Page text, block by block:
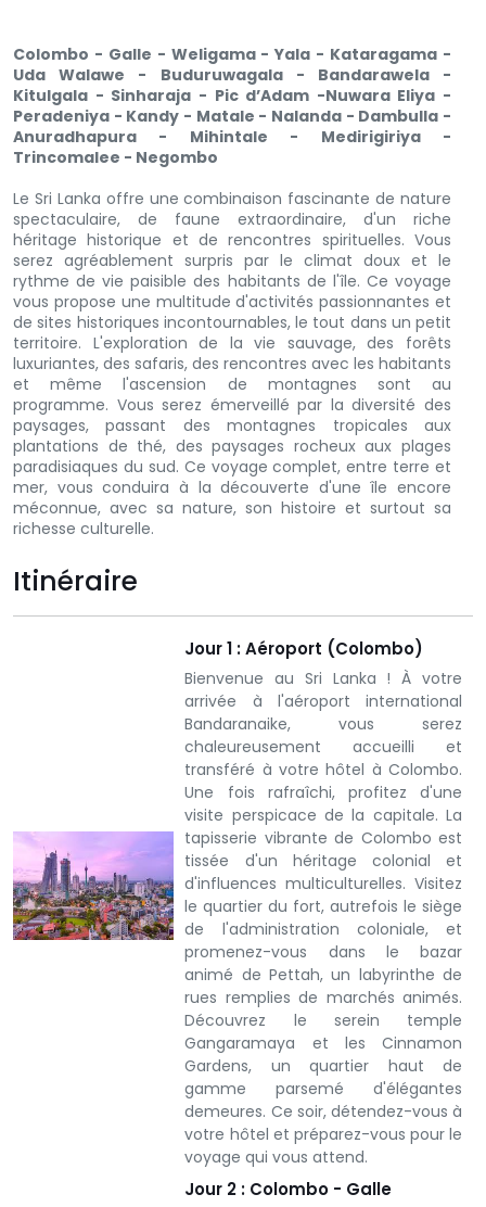
Colombo - Galle - Weligama - Yala - Kataragama -
Uda Walawe - Buduruwagala - Bandarawela -
Kitulgala - Sinharaja - Pic d’Adam -Nuwara Eliya -
Peradeniya - Kandy - Matale - Nalanda - Dambulla -
Anuradhapura - Mihintale - Medirigiriya -
Trincomalee - Negombo
Le Sri Lanka offre une combinaison fascinante de nature
spectaculaire, de faune extraordinaire, d'un riche
héritage historique et de rencontres spirituelles. Vous
serez agréablement surpris par le climat doux et le
rythme de vie paisible des habitants de l'île. Ce voyage
vous propose une multitude d'activités passionnantes et
de sites historiques incontournables, le tout dans un petit
territoire. L'exploration de la vie sauvage, des forêts
luxuriantes, des safaris, des rencontres avec les habitants
et même l'ascension de montagnes sont au
programme. Vous serez émerveillé par la diversité des
paysages, passant des montagnes tropicales aux
plantations de thé, des paysages rocheux aux plages
paradisiaques du sud. Ce voyage complet, entre terre et
mer, vous conduira à la découverte d'une île encore
méconnue, avec sa nature, son histoire et surtout sa
richesse culturelle.
Itinéraire
Jour 1 : Aéroport (Colombo)
Bienvenue au Sri Lanka !À votre
arrivée à l'aéroport international
Bandaranaike, vous serez
chaleureusement accueilli et
transféré à votre hôtel à Colombo.
Une fois rafraîchi, profitez d'une
visite perspicace de la capitale. La
tapisserie vibrante de Colombo est
tissée d'un héritage colonial et
d'influences multiculturelles. Visitez
le quartier du fort, autrefois le siège
de l'administration coloniale, et
promenez-vous dans le bazar
animé de Pettah, un labyrinthe de
rues remplies de marchés animés.
Découvrez le serein temple
Gangaramaya et les Cinnamon
Gardens, un quartier haut de
gamme parsemé d'élégantes
demeures. Ce soir, détendez-vous à
votre hôtel et préparez-vous pour le
voyage qui vous attend.
Jour 2 : Colombo - Galle